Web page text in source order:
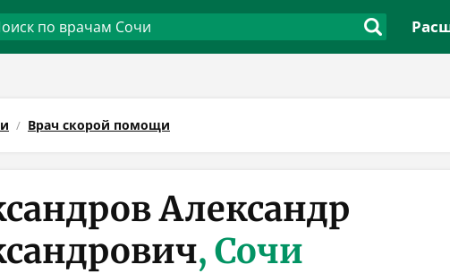
Врач скорой помощи
Александр
, Сочи